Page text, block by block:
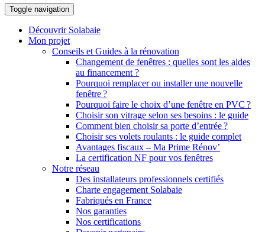
Toggle navigation
Découvrir Solabaie
Mon projet
Conseils et Guides à la rénovation
Changement de fenêtres : quelles sont les aides
au financement ?
Pourquoi remplacer ou installer une nouvelle
fenêtre ?
Pourquoi faire le choix d’une fenêtre en PVC ?
Choisir son vitrage selon ses besoins : le guide
Comment bien choisir sa porte d’entrée ?
Choisir ses volets roulants : le guide complet
Avantages fiscaux – Ma Prime Rénov’
La certification NF pour vos fenêtres
Notre réseau
Des installateurs professionnels certifiés
Charte engagement Solabaie
Fabriqués en France
Nos garanties
Nos certifications